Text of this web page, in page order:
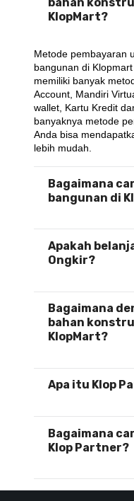
KlopMart?
Metode pembayaran
bangunan di
memiliki banyak
Account, Mandiri
wallet, Kartu Kredit
banyaknya metode
Anda bisa
lebih mudah.
Bagaimana
bangunan di
Apakah
Ongkir?
Bagaimana
bahan
KlopMart?
Apa itu Klop
Bagaimana
Klop Partner?